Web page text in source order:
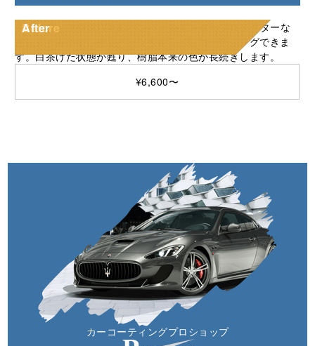
Before
After
ドアステップやSUV⾞のバンパーやアンダープロテクターな
ど、くすみやすい樹脂パーツもキレイにコーティングできま
す。⽩茶けた状態が甦り、樹脂本来の⾊が⻑続きします。
¥6,600〜
カーコーティングプロショップ